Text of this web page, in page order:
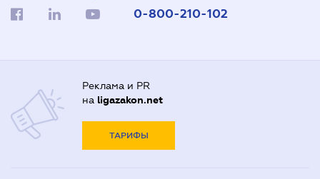
0-800-210-102
Реклама и PR
на ligazakon.net
ТАРИФЫ